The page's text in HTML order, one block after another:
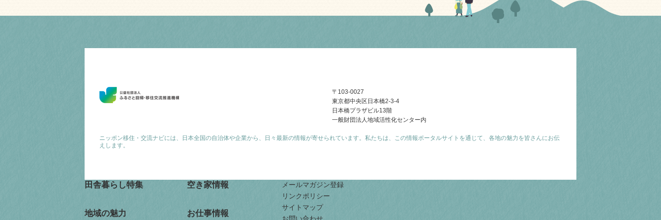
〒103-0027
東京都中央区日本橋2-3-4
日本橋プラザビル13階
一般財団法人地域活性化センター内
ニッポン移住・交流ナビには、日本全国の自治体や企業から、日々最新の情報が寄せられています。私たちは、この情報ポータルサイトを通じて、各地の魅力を皆さんにお伝
えします。
田舎暮らし特集
地域の魅力
空き家情報
お仕事情報
メールマガジン登録
リンクポリシー
サイトマップ
お問い合わせ